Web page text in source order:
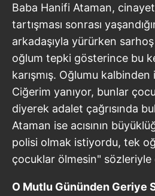
Baba Hanifi Ataman,
tartışması sonrası
arkadaşıyla yürürken
oğlum tepki gösterince bu
karışmış. Oğlumu kalbinden
Ciğerim yanıyor, bunlar
diyerek adalet çağrısında
Ataman ise acısının
polisi olmak istiyordu, tek
çocuklar ölmesin" sözleriyle
O Mutlu Gününden Geriye